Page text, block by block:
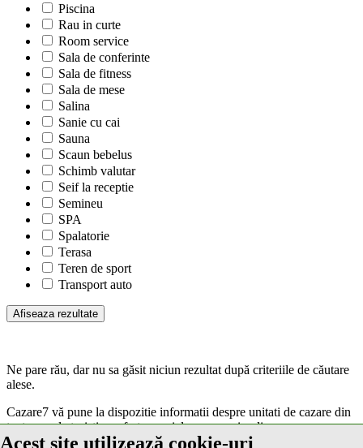
Acest site utilizează cookie-uri
Piscina
Rau in curte
Room service
Sala de conferinte
Sala de fitness
Sala de mese
Salina
Sanie cu cai
Sauna
Scaun bebelus
Schimb valutar
Seif la receptie
Semineu
SPA
Spalatorie
Terasa
Teren de sport
Transport auto
Ne pare rău, dar nu sa găsit niciun rezultat după criteriile de căutare
alese.
Cazare7 vă pune la dispozitie informatii despre unitati de cazare din
toate zonele turistice, oferte speciale, rezervari online.
Utilizand acest serviciu inseamna ca sunteti de acord cu